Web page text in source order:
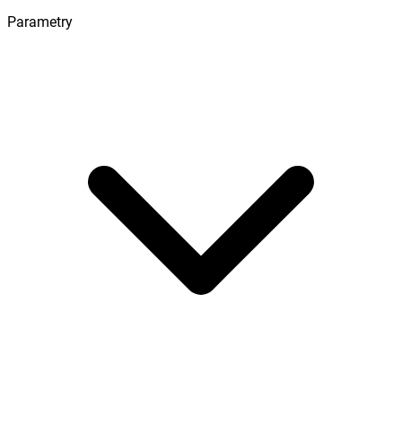
Parametry